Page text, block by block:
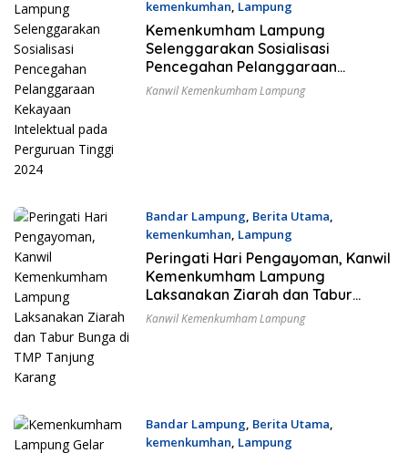
kemenkumhan, Lampung
15 Agustus 2024
Kemenkumham Lampung
Selenggarakan Sosialisasi
Pencegahan Pelanggaraan
Kekayaan Intelektual pada
Perguruan Tinggi 2024
Kanwil Kemenkumham Lampung
Bandar Lampung, Berita Utama,
kemenkumhan, Lampung
10 Agustus 2024
Peringati Hari Pengayoman, Kanwil
Kemenkumham Lampung
Laksanakan Ziarah dan Tabur
Bunga di TMP Tanjung Karang
Kanwil Kemenkumham Lampung
Bandar Lampung, Berita Utama,
kemenkumhan, Lampung